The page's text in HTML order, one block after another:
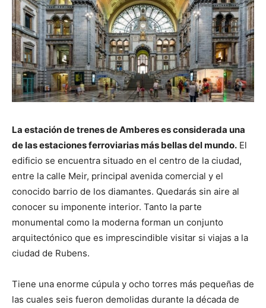
La estación de trenes de Amberes es considerada una
de las estaciones ferroviarias más bellas del mundo. El
edificio se encuentra situado en el centro de la ciudad,
entre la calle Meir, principal avenida comercial y el
conocido barrio de los diamantes. Quedarás sin aire al
conocer su imponente interior. Tanto la parte
monumental como la moderna forman un conjunto
arquitectónico que es imprescindible visitar si viajas a la
ciudad de Rubens.
Tiene una enorme cúpula y ocho torres más pequeñas de
las cuales seis fueron demolidas durante la década de